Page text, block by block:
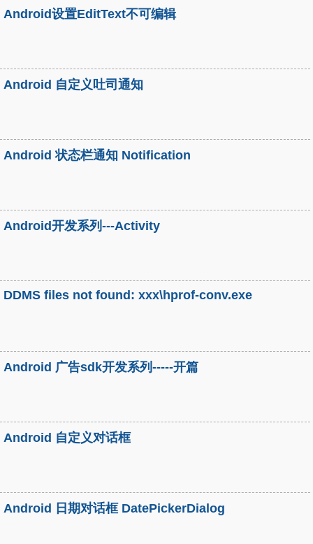
Android设置EditText不可编辑
Android 自定义吐司通知
Android 状态栏通知 Notification
Android开发系列---Activity
DDMS files not found: xxx\hprof-conv.exe
Android 广告sdk开发系列-----开篇
Android 自定义对话框
Android 日期对话框 DatePickerDialog